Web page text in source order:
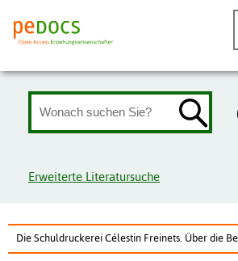
Erweiterte Literatursuche
Die Schuldruckerei Célestin Freinets. Über die